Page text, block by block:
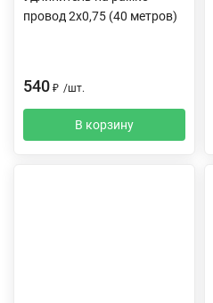
провод 2х0,75 (40 метров)
540 ₽ /шт.
В корзину